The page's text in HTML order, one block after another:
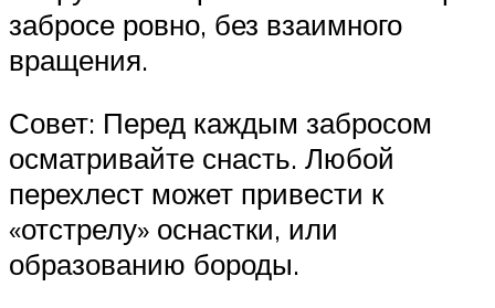
забросе ровно, без взаимного
вращения.
Совет: Перед каждым забросом
осматривайте снасть. Любой
перехлест может привести к
«отстрелу» оснастки, или
образованию бороды.